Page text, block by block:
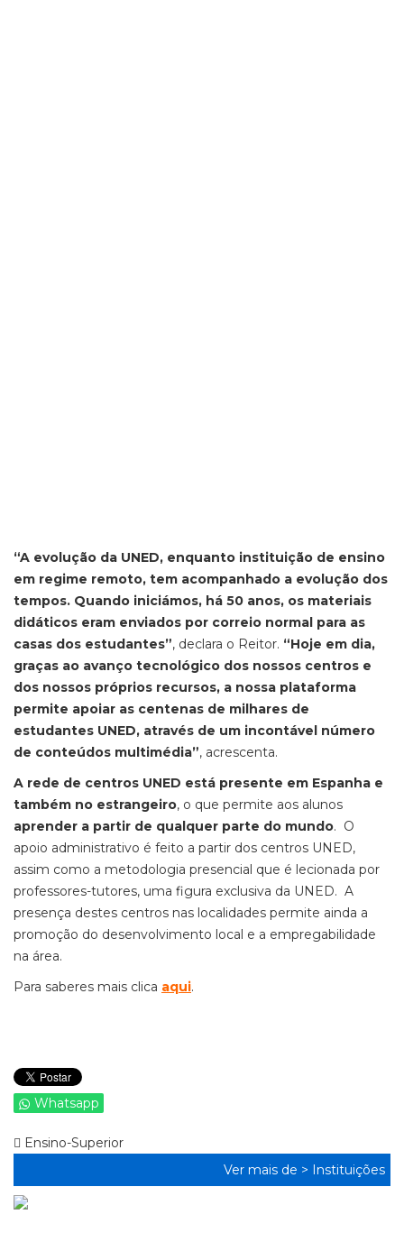
“A evolução da UNED, enquanto instituição de ensino
em regime remoto, tem acompanhado a evolução dos
tempos. Quando iniciámos, há 50 anos, os materiais
didáticos eram enviados por correio normal para as
casas dos estudantes”, declara o Reitor. “Hoje em dia,
graças ao avanço tecnológico dos nossos centros e
dos nossos próprios recursos, a nossa plataforma
permite apoiar as centenas de milhares de
estudantes UNED, através de um incontável número
de conteúdos multimédia”, acrescenta.
A rede de centros UNED está presente em Espanha e
também no estrangeiro, o que permite aos alunos
aprender a partir de qualquer parte do mundo. O
apoio administrativo é feito a partir dos centros UNED,
assim como a metodologia presencial que é lecionada por
professores-tutores, uma figura exclusiva da UNED. A
presença destes centros nas localidades permite ainda a
promoção do desenvolvimento local e a empregabilidade
na área.
Para saberes mais clica aqui.
Whatsapp
Ensino-Superior
Ver mais de > Instituições